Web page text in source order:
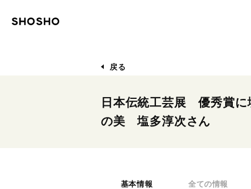
戻る
日本伝統工芸展 優秀賞
の美 塩多淳次さん
基本情報 全ての情報